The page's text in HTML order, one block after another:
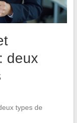
deux
types de